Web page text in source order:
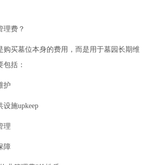
理费？
购买墓位本身的费用，而是用于墓园长期维
括：
护
施upkeep
理
障